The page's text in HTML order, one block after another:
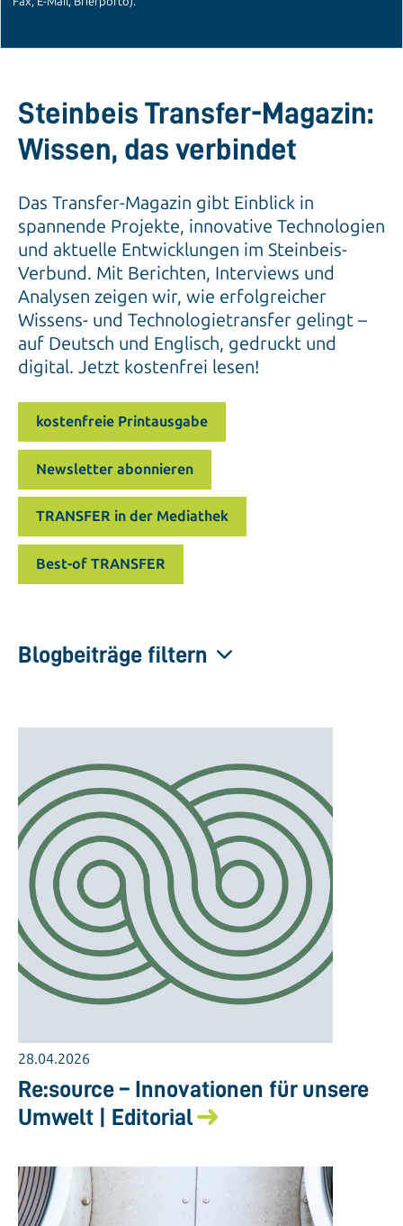
Steinbeis Transfer-Magazin:
Wissen, das verbindet
Das Transfer-Magazin gibt Einblick in
spannende Projekte, innovative Technologien
und aktuelle Entwicklungen im Steinbeis-
Verbund. Mit Berichten, Interviews und
Analysen zeigen wir, wie erfolgreicher
Wissens- und Technologietransfer gelingt –
auf Deutsch und Englisch, gedruckt und
digital. Jetzt kostenfrei lesen!
kostenfreie Printausgabe
Newsletter abonnieren
TRANSFER in der Mediathek
Best-of TRANSFER
Blogbeiträge filtern
28.04.2026
Re:source – Innovationen für unsere
Umwelt | Editorial